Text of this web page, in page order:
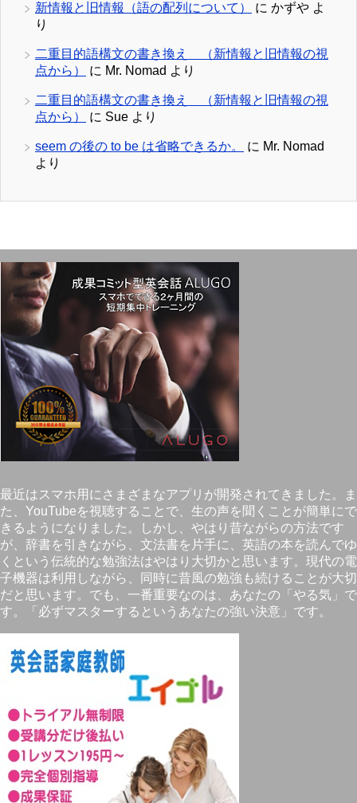
新情報と旧情報（語の配列について） に かずや よ
り
二重目的語構文の書き換え （新情報と旧情報の視
点から）
に Mr. Nomad より
二重目的語構文の書き換え （新情報と旧情報の視
点から）
に Sue より
seem の後の to be は省略できるか。 に Mr. Nomad
より
最近はスマホ用にさまざまなアプリが開発されてきました。ま
た、YouTubeを視聴することで、生の声を聞くことが簡単にで
きるようになりました。しかし、やはり昔ながらの方法です
が、辞書を引きながら、文法書を片手に、英語の本を読んでゆ
くという伝統的な勉強法はやはり大切かと思います。現代の電
子機器は利用しながら、同時に昔風の勉強も続けることが大切
だと思います。でも、一番重要なのは、あなたの「やる気」で
す。「必ずマスターするというあなたの強い決意」です。